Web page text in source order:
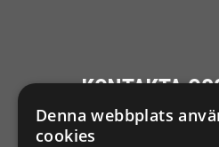
KONTAKTA
Ångra mitt köp
Denna webbplats
cookies